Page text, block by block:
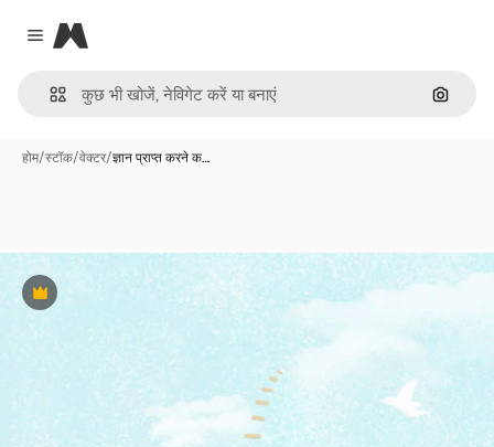
Close menu
Magnific
इमेज से
होम/स्टॉक/वेक्टर/ज्ञान प्राप्त करने क…
Premium